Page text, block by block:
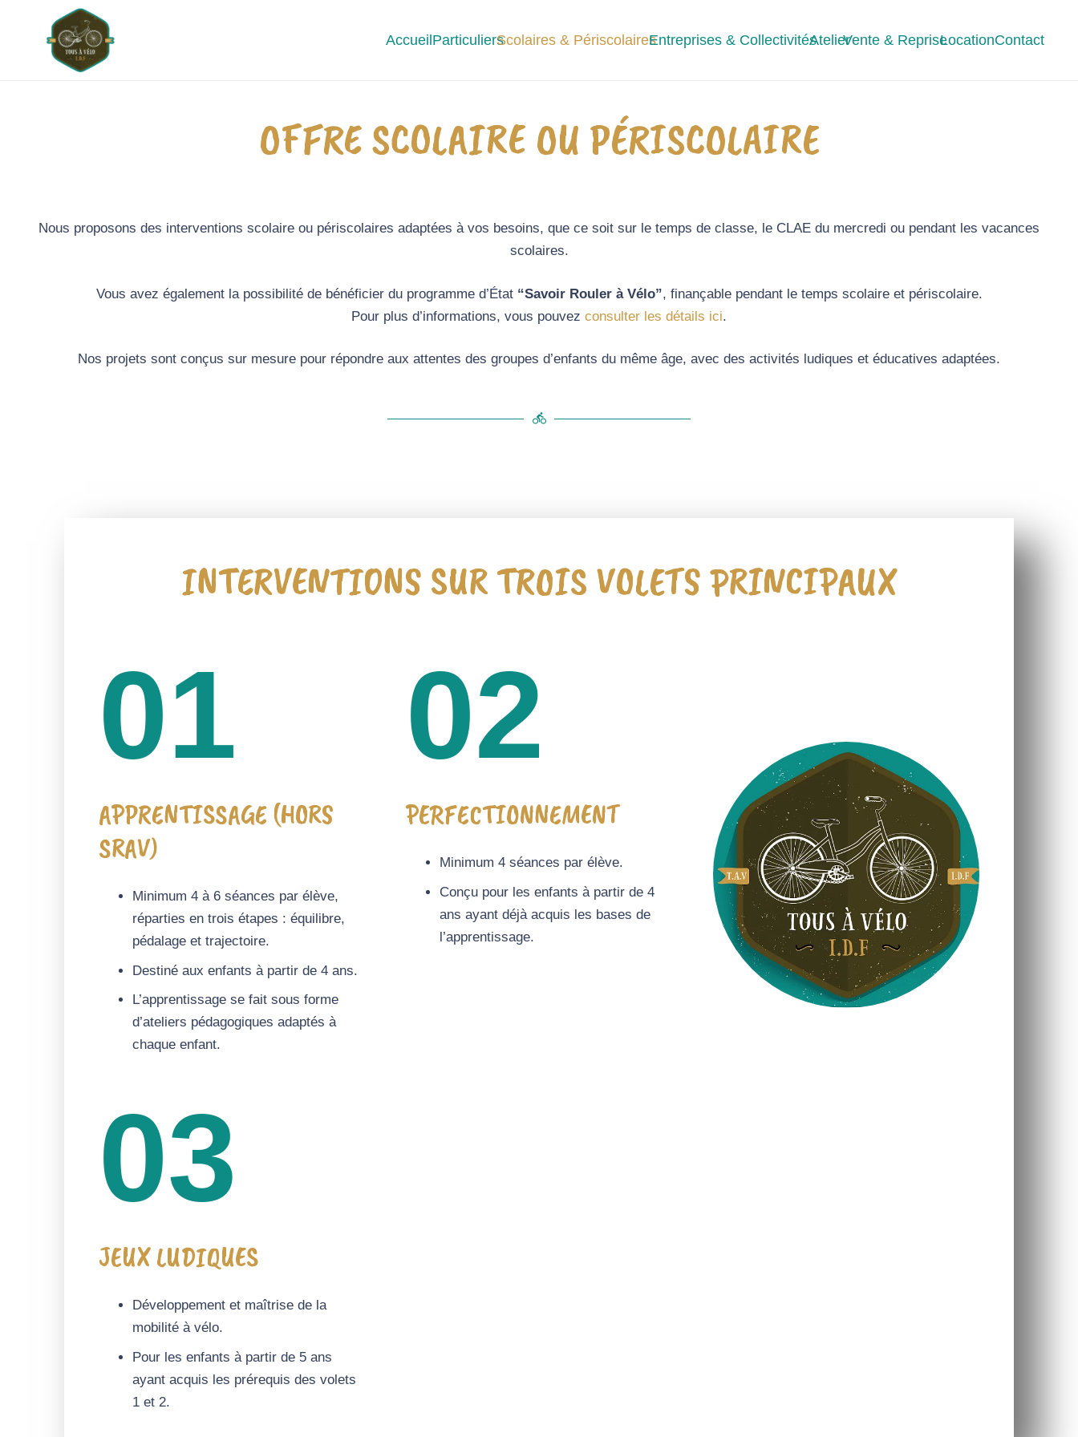
AccueilParticuliersScolaires & PériscolairesEntreprises & CollectivitésAtelierVente & RepriseLocationContact
OFFRE SCOLAIRE OU PÉRISCOLAIRE
Nous proposons des interventions scolaire ou périscolaires adaptées à vos besoins, que ce soit sur le temps de classe, le CLAE du mercredi ou pendant les vacances
scolaires.
Vous avez également la possibilité de bénéficier du programme d’État “Savoir Rouler à Vélo”, finançable pendant le temps scolaire et périscolaire.
Pour plus d’informations, vous pouvez consulter les détails ici.
Nos projets sont conçus sur mesure pour répondre aux attentes des groupes d’enfants du même âge, avec des activités ludiques et éducatives adaptées.
directions_bike
INTERVENTIONS SUR TROIS VOLETS PRINCIPAUX
01
APPRENTISSAGE (HORS
SRAV)
Minimum 4 à 6 séances par élève,
réparties en trois étapes : équilibre,
pédalage et trajectoire.
Destiné aux enfants à partir de 4 ans.
L’apprentissage se fait sous forme
d’ateliers pédagogiques adaptés à
chaque enfant.
03
JEUX LUDIQUES
Développement et maîtrise de la
mobilité à vélo.
Pour les enfants à partir de 5 ans
ayant acquis les prérequis des volets
1 et 2.
02
PERFECTIONNEMENT
Minimum 4 séances par élève.
Conçu pour les enfants à partir de 4
ans ayant déjà acquis les bases de
l’apprentissage.